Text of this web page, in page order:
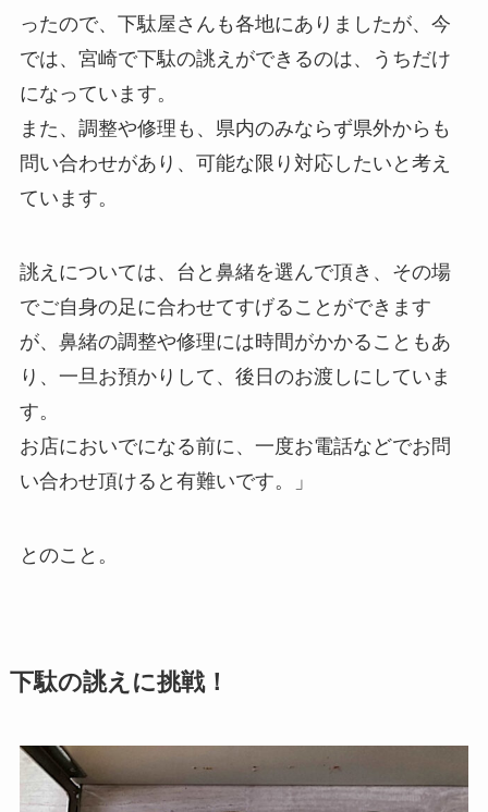
ったので、下駄屋さんも各地にありましたが、今
では、宮崎で下駄の誂えができるのは、うちだけ
になっています。
また、調整や修理も、県内のみならず県外からも
問い合わせがあり、可能な限り対応したいと考え
ています。
誂えについては、台と鼻緒を選んで頂き、その場
でご自身の足に合わせてすげることができます
が、鼻緒の調整や修理には時間がかかることもあ
り、一旦お預かりして、後日のお渡しにしていま
す。
お店においでになる前に、一度お電話などでお問
い合わせ頂けると有難いです。」
とのこと。
下駄の誂えに挑戦！